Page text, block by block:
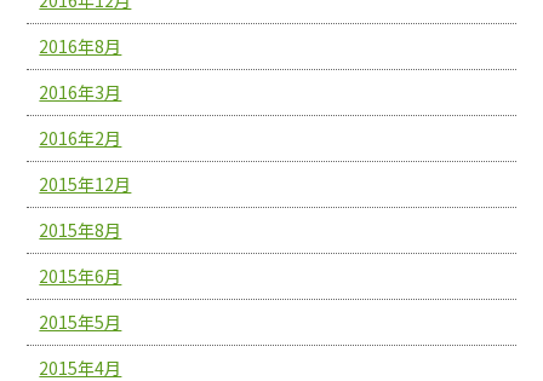
2016年8月
2016年3月
2016年2月
2015年12月
2015年8月
2015年6月
2015年5月
2015年4月